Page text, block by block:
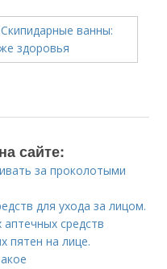
сайте:
за проколотыми
для ухода за лицом.
средств
пятен на лице.